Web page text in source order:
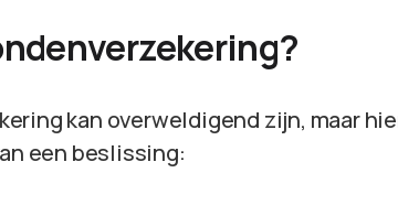
kan overweldigend zijn, maar
een beslissing: